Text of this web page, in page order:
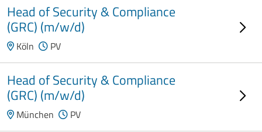
Head of Security & Compliance
(GRC) (m/w/d)
Köln PV
Head of Security & Compliance
(GRC) (m/w/d)
München PV